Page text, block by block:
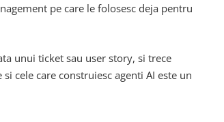
pe care le folosesc deja pentru
unui ticket sau user story, si trece
cele care construiesc agenti AI este un